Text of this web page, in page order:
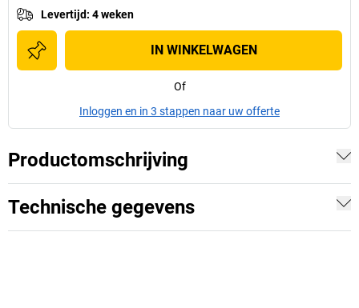
Levertijd: 4 weken
IN WINKELWAGEN
Of
Inloggen en in 3 stappen naar uw offerte
Productomschrijving
Technische gegevens